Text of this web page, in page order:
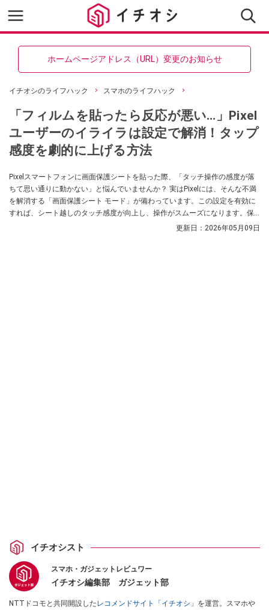
ホームページアドレス（URL）変更のお知らせ
イチオシのライフハック スマホのライフハック
「フィルムを貼ったら反応が悪い…」Pixel
ユーザーのイライラは設定で解消！タップ
感度を劇的に上げる方法
Pixelスマートフォンに画面保護シートを貼った際、「タッチ操作の感度が落
ちて思い通りに動かない」と悩んでいませんか？ 実はPixelには、そんな不満
を解消する「画面保護シート モード」が備わっています。この設定を有効に
すれば、シート越しのタッチ感度が向上し、操作がスムーズになります。保
護ガラス等の厚みで反応が鈍いと感じる方は、ぜひこの設定で快適さを取り
更新日： 2026年05月09日
イチオシスト
スマホ・ガジェットレビュワー
イチオシ編集部 ガジェット部
NTTドコモと共同開設したレコメンドサイト「イチオシ」 を運営。スマホや